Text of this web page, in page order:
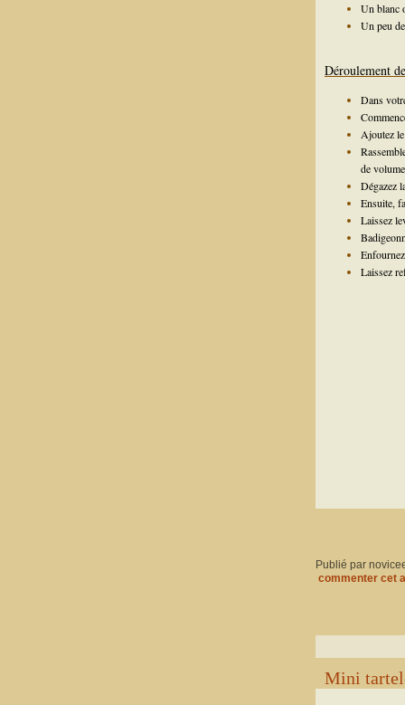
Un blanc
Un peu
Déroulement
Dans
Ajoutez
de
Dégazez
Ensuite,
Laissez
Laissez
Publié par
commenter cet
Mini